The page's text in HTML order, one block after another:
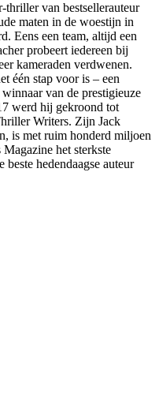
thriller van bestsellerauteur
maten in de woestijn in
Eens een team, altijd een
probeert iedereen bij
kameraden verdwenen.
één stap voor is – een
van de prestigieuze
werd hij gekroond tot
Writers. Zijn Jack
is met ruim honderd miljoen
het sterkste
hedendaagse auteur